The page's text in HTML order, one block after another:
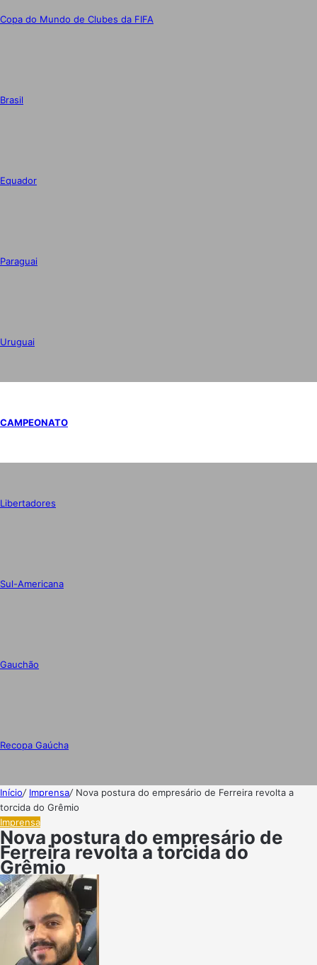
Copa do Mundo de Clubes da FIFA
Brasil
Equador
Paraguai
Uruguai
CAMPEONATO
Libertadores
Sul-Americana
Gauchão
Recopa Gaúcha
Início/ Imprensa/ Nova postura do empresário de Ferreira revolta a
torcida do Grêmio
Imprensa
Nova postura do empresário de
Ferreira revolta a torcida do
Grêmio